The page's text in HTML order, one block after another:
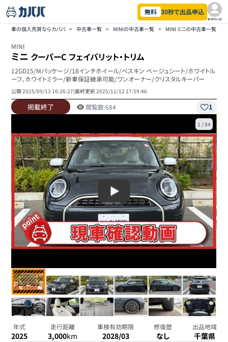
無料 30秒で出品申込
マイページ
車の個人売買ならカババ > 中古車一覧 > MINIの中古車一覧 > MINI ミニの中古車一覧
MINI
ミニ クーパーC フェイバリット・トリム
12GD15/Mパッケージ/18インチホイール/べスキン ベージュシート/ホワイトル
ーフ、ホワイトミラー/新車保証継承可能/ワンオーナー/クリスタルキーパー
公開2025/09/13 16:26:27|最終更新2025/11/12 17:59:46
掲載終了 閲覧数:684 1
1 /84
年式
2025
走行距離
3,000km
車検有効期限
2028/03
修復歴
なし
出品地域
千葉県